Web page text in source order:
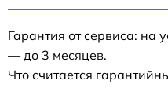
Гарантия от сервиса: на
— до 3 месяцев.
Что считается